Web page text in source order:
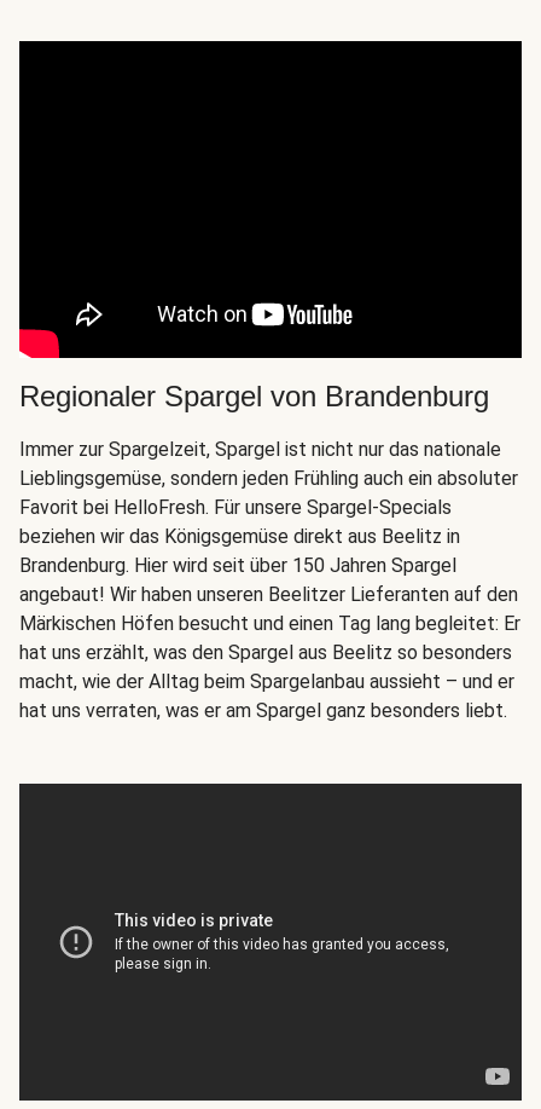
Regionaler Spargel von Brandenburg
Immer zur Spargelzeit, Spargel ist nicht nur das nationale
Lieblingsgemüse, sondern jeden Frühling auch ein absoluter
Favorit bei HelloFresh. Für unsere Spargel-Specials
beziehen wir das Königsgemüse direkt aus Beelitz in
Brandenburg. Hier wird seit über 150 Jahren Spargel
angebaut! Wir haben unseren Beelitzer Lieferanten auf den
Märkischen Höfen besucht und einen Tag lang begleitet: Er
hat uns erzählt, was den Spargel aus Beelitz so besonders
macht, wie der Alltag beim Spargelanbau aussieht – und er
hat uns verraten, was er am Spargel ganz besonders liebt.